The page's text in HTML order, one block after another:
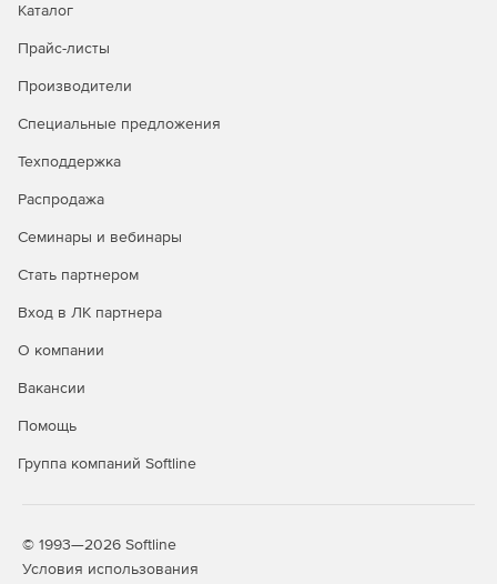
операционными системами и устройствами «Интернета
Безопасность
TeamViewer предлагает встроенные системы
шифрование по 256-битному стандарту AES,
двухфакторную аутентификацию и прочие передовые
на соответствие требованиям SOC2, HIPAA/HITECH,
регламент по защите данных (GDPR).
Каталог
Прайс-листы
Производители
Специальные предложения
Техподдержка
Распродажа
Семинары и вебинары
Стать партнером
Вход в ЛК партнера
О компании
Вакансии
Помощь
Группа компаний Softline
© 1993—2026 Softline
Условия использования